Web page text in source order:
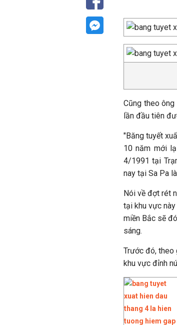
Cũng theo
lần đầu tiên
"Băng tuyết
10 năm mới
4/1991 tại
nay tại Sa Pa
Nói về đợt rét
tại khu vực
miền Bắc sẽ
sáng.
Trước đó, theo
khu vực đỉnh